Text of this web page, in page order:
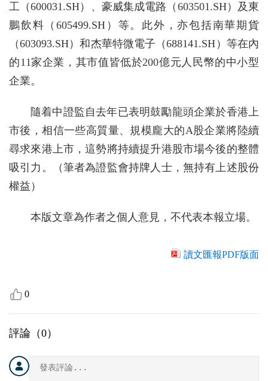
工（600031.SH）、豪威集成電路（603501.SH）及東
鵬飲料（605499.SH）等。此外，亦包括南華期貨
（603093.SH）和杰華特微電子（688141.SH）等在內
的11家企業，其市值皆低於200億元人民幣的中小型
企業。
隨着中證監自去年已表明鼓勵龍頭企業於香港上
市後，相信一些高質量、規模龐大的A股企業將陸續
尋求來港上市，這勢將持續提升港股市場今後的整體
吸引力。（筆者為證監會持牌人士，無持有上述股份
權益）
本版文章為作者之個人意見，不代表本報立場。
讀文匯報PDF版面
0
評論（0）